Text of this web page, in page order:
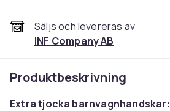
Säljs och levereras av
INF Company AB
Produktbeskrivning
Extra tjocka barnvagnhandskar: